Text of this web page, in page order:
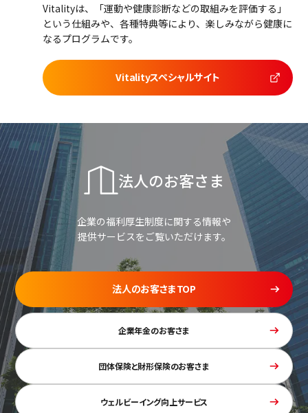
Vitalityは、「運動や健康診断などの取組みを評価する」
という仕組みや、各種特典等により、楽しみながら健康に
なるプログラムです。
Vitalityスペシャルサイト
法人のお客さま
企業の福利厚生制度に関する情報や
提供サービスをご覧いただけます。
法人のお客さまTOP
企業年金のお客さま
団体保険と財形保険のお客さま
ウェルビーイング向上サービス